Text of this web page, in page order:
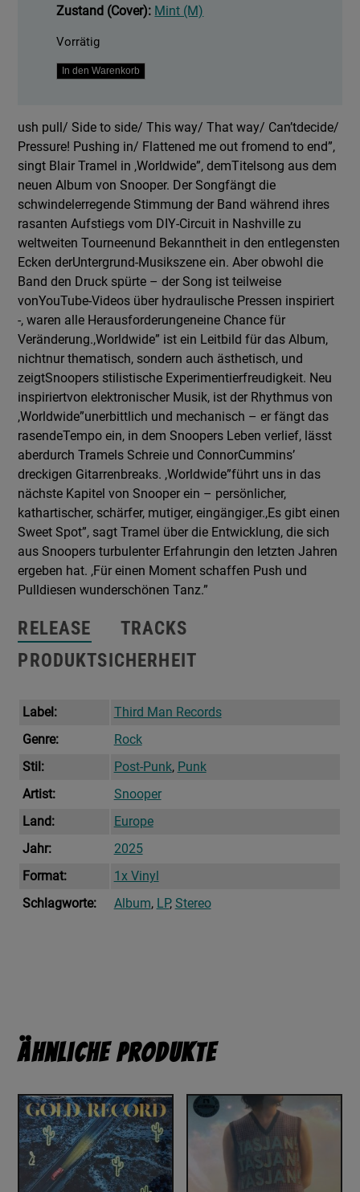
Zustand (Cover): Mint (M)
Vorrätig
Worldwide
In den Warenkorb
ush pull/ Side to side/ This way/ That way/ Can’tdecide/
Pressure! Pushing in/ Flattened me out fromend to end”,
singt Blair Tramel in ,Worldwide”, demTitelsong aus dem
neuen Album von Snooper. Der Songfängt die
schwindelerregende Stimmung der Band während ihres
rasanten Aufstiegs vom DIY-Circuit in Nashville zu
weltweiten Tourneenund Bekanntheit in den entlegensten
Ecken derUntergrund-Musikszene ein. Aber obwohl die
Band den Druck spürte – der Song ist teilweise
vonYouTube-Videos über hydraulische Pressen inspiriert
-, waren alle Herausforderungeneine Chance für
Veränderung.,Worldwide” ist ein Leitbild für das Album,
nichtnur thematisch, sondern auch ästhetisch, und
zeigtSnoopers stilistische Experimentierfreudigkeit. Neu
inspiriertvon elektronischer Musik, ist der Rhythmus von
,Worldwide”unerbittlich und mechanisch – er fängt das
rasendeTempo ein, in dem Snoopers Leben verlief, lässt
aberdurch Tramels Schreie und ConnorCummins’
dreckigen Gitarrenbreaks. ,Worldwide”führt uns in das
nächste Kapitel von Snooper ein – persönlicher,
kathartischer, schärfer, mutiger, eingängiger.,Es gibt einen
Sweet Spot”, sagt Tramel über die Entwicklung, die sich
aus Snoopers turbulenter Erfahrungin den letzten Jahren
ergeben hat. ,Für einen Moment schaffen Push und
Pulldiesen wunderschönen Tanz.”
RELEASE
TRACKS
PRODUKTSICHERHEIT
Label:
Third Man Records
Genre:
Rock
Stil:
Post-Punk, Punk
Artist:
Snooper
Land:
Europe
Jahr:
2025
Format:
1x Vinyl
Schlagworte:
Album, LP, Stereo
Ähnliche Produkte